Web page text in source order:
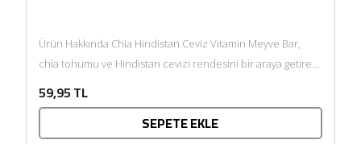
Ürün Hakkında Chia Hindistan Ceviz Vitamin Meyve Bar,
chia tohumu ve Hindistan cevizi rendesini bir araya getiren,
59,95 TL
SEPETE EKLE